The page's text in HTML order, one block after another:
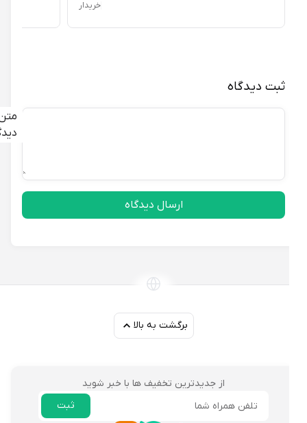
ثبت دیدگاه
متن
دیدگاه
ارسال دیدگاه
خریدار
برگشت به بالا
از جدیدترین تخفیف ها با خبر شوید